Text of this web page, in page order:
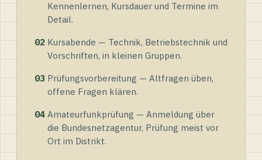
Kennenlernen, Kursdauer und Termine im
Detail.
02 Kursabende — Technik, Betriebstechnik und
Vorschriften, in kleinen Gruppen.
03 Prüfungsvorbereitung — Altfragen üben,
offene Fragen klären.
04 Amateurfunkprüfung — Anmeldung über
die Bundesnetzagentur, Prüfung meist vor
Ort im Distrikt.